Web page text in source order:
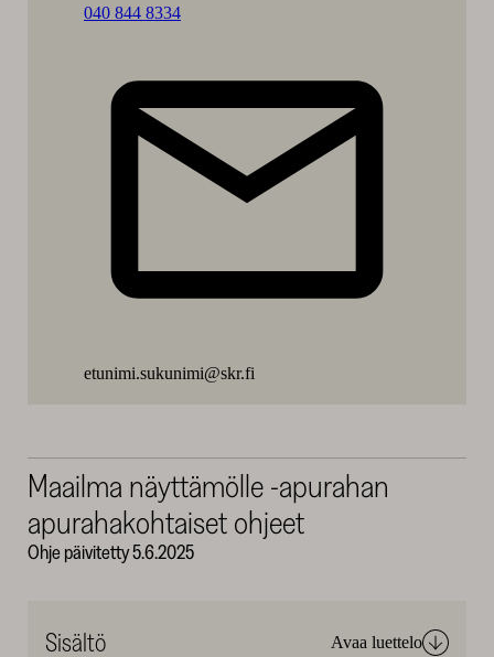
Soita:
040 844 8334
etunimi.sukunimi@skr.fi
Maailma näyttämölle -apurahan
apurahakohtaiset ohjeet
Ohje päivitetty 5.6.2025
Sisältö Avaa luettelo